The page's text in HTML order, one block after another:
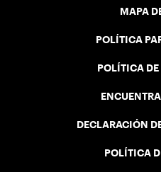
MAPA
POLÍTICA
POLÍTICA
DECLARACIÓN
POLÍTICA